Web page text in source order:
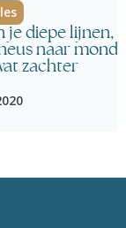
je diepe lijnen,
naar mond
zachter